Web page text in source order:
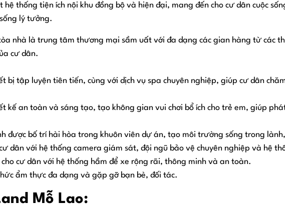
thống tiện ích nội khu đồng bộ và hiện đại, mang đến cho cư dân cuộc
lý tưởng.
nhà là trung tâm thương mại sầm uất với đa dạng các gian hàng từ các
cư dân.
bị tập luyện tiên tiến, cùng với dịch vụ spa chuyên nghiệp, giúp cư dân
kế an toàn và sáng tạo, tạo không gian vui chơi bổ ích cho trẻ em, giúp
được bố trí hài hòa trong khuôn viên dự án, tạo môi trường sống trong
dân với hệ thống camera giám sát, đội ngũ bảo vệ chuyên nghiệp và hệ
cư dân với hệ thống hầm để xe rộng rãi, thông minh và an toàn.
ẩm thực đa dạng và gặp gỡ bạn bè, đối tác.
Mỗ Lao: